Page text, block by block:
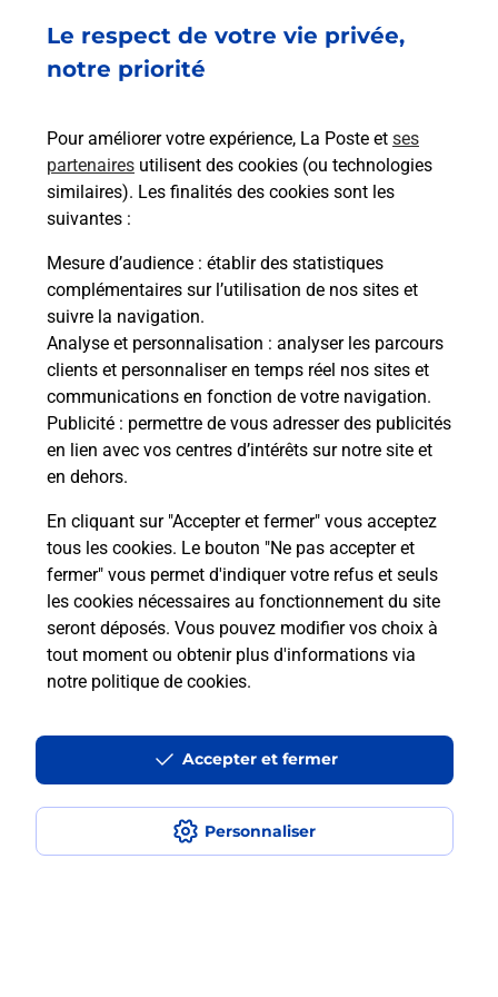
Le respect de votre vie privée,
notre priorité
Pour améliorer votre expérience, La Poste et ses
partenaires utilisent des cookies (ou technologies
similaires). Les finalités des cookies sont les
suivantes :
Mesure d’audience : établir des statistiques
complémentaires sur l’utilisation de nos sites et
suivre la navigation.
Analyse et personnalisation : analyser les parcours
clients et personnaliser en temps réel nos sites et
communications en fonction de votre navigation.
Publicité : permettre de vous adresser des publicités
en lien avec vos centres d’intérêts sur notre site et
en dehors.
En cliquant sur "Accepter et fermer" vous acceptez
tous les cookies. Le bouton "Ne pas accepter et
fermer" vous permet d'indiquer votre refus et seuls
les cookies nécessaires au fonctionnement du site
seront déposés. Vous pouvez modifier vos choix à
tout moment ou obtenir plus d'informations via
notre politique de cookies.
Personnaliser
Accepter et fermer
Acheter un iPhone neuf ou reconditionné
Vous recherchez un smartphone pas cher proche
de chez vous ? Découvrez notre offre de
téléphones iPhone Apple dans vos bureaux de
Poste à EYGUIANS (05300) !
En savoir plus
Questions fréquemment posées
Comment retourner un colis acheté
en ligne depuis votre boîte aux lettres
Comment envoyer un colis ou faire un
retour chez un e-commerçant sans se
déplacer ?
Envoyer un petit colis au meilleur